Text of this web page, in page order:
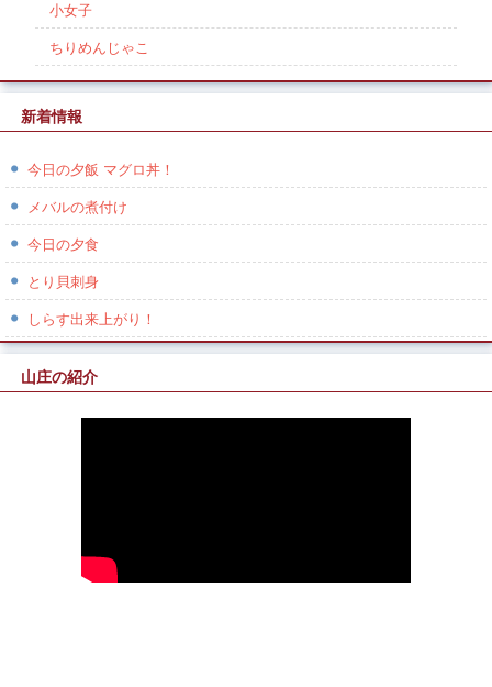
小女子
ちりめんじゃこ
新着情報
今日の夕飯 マグロ丼！
メバルの煮付け
今日の夕食
とり貝刺身
しらす出来上がり！
山庄の紹介